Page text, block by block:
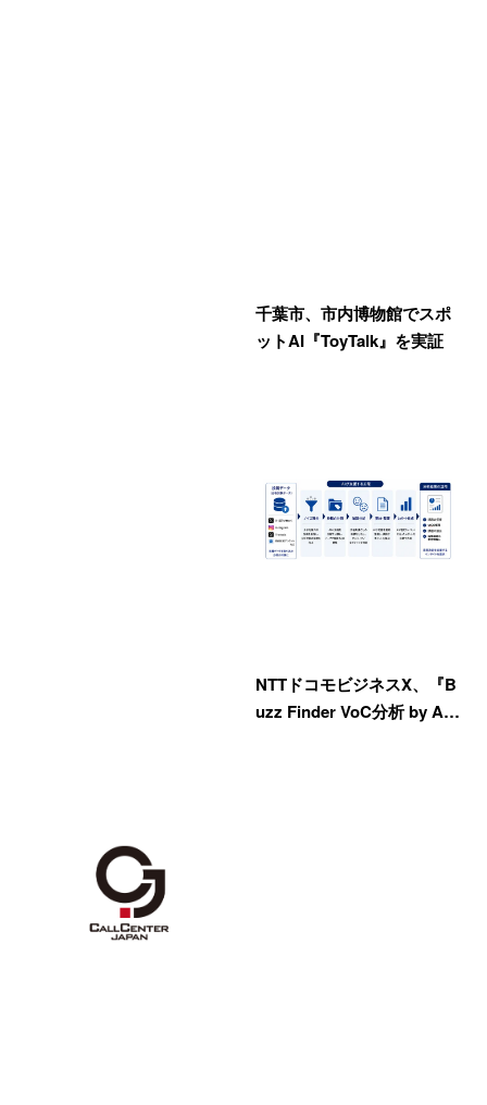
千葉市、市内博物館でスポ
ットAI『ToyTalk』を実証
NTTドコモビジネスX、『B
uzz Finder VoC分析 by A…